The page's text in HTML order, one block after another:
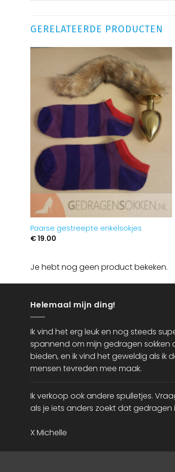
GERELATEERDE PRODUCTEN
Aan
verlanglijst
toevoegen
Paarse gestreepte enkelsokjes
€19.00
Je hebt nog geen product bekeken.
Helemaal mijn ding!
Ik vind het erg leuk en nog steeds
spannend om mijn gedragen sokken
bieden, en ik vind het geweldig als ik
mensen tevreden mee maak.
Ik verkoop ook andere spulletjes.
als je iets anders zoekt dat gedragen
X Michelle